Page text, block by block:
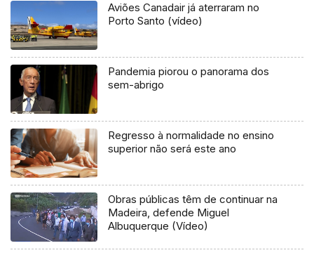
Aviões Canadair já aterraram no
Porto Santo (vídeo)
Pandemia piorou o panorama dos
sem-abrigo
Regresso à normalidade no ensino
superior não será este ano
Obras públicas têm de continuar na
Madeira, defende Miguel
Albuquerque (Vídeo)